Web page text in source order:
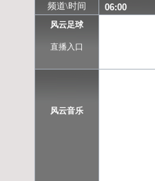
孕育指南
早期教育
彩民在线
CCTV-气象
江苏卫视
频道\时间 06:00
风云足球
直播入口
风云音乐